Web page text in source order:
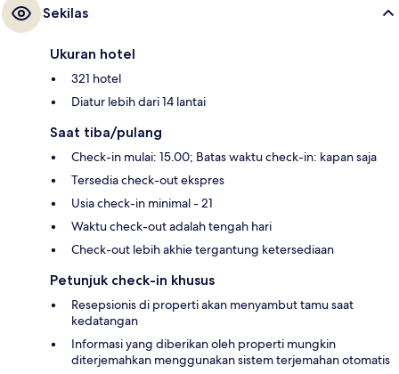
Sekilas
Ukuran hotel
321 hotel
Diatur lebih dari 14 lantai
Saat tiba/pulang
Check-in mulai: 15.00; Batas waktu check-in: kapan saja
Tersedia check-out ekspres
Usia check-in minimal - 21
Waktu check-out adalah tengah hari
Check-out lebih akhie tergantung ketersediaan
Petunjuk check-in khusus
Resepsionis di properti akan menyambut tamu saat
kedatangan
Informasi yang diberikan oleh properti mungkin
diterjemahkan menggunakan sistem terjemahan otomatis